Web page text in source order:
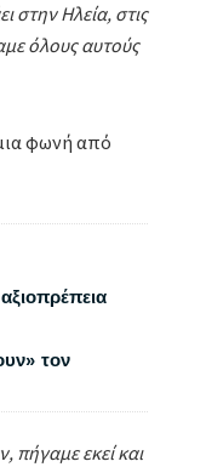
στην Ηλεία, στις
όλους αυτούς
φωνή από
τον
πήγαμε εκεί και